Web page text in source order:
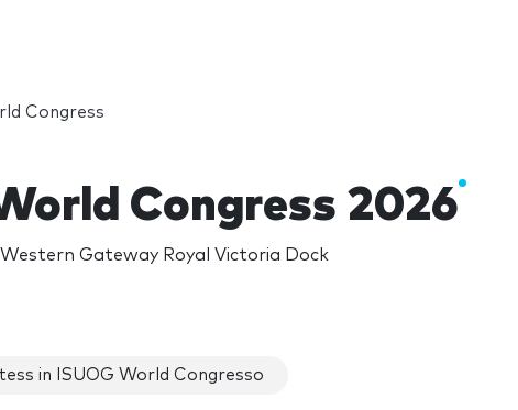
Congress
Congress 2026
Western Gateway Royal Victoria Dock
in ISUOG World Congresso